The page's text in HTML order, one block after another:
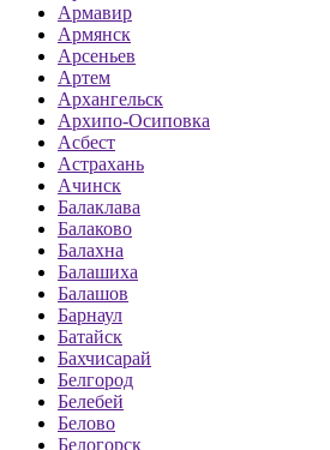
Армавир
Армянск
Арсеньев
Артем
Архангельск
Архипо-Осиповка
Асбест
Астрахань
Ачинск
Балаклава
Балаково
Балахна
Балашиха
Балашов
Барнаул
Батайск
Бахчисарай
Белгород
Белебей
Белово
Белогорск